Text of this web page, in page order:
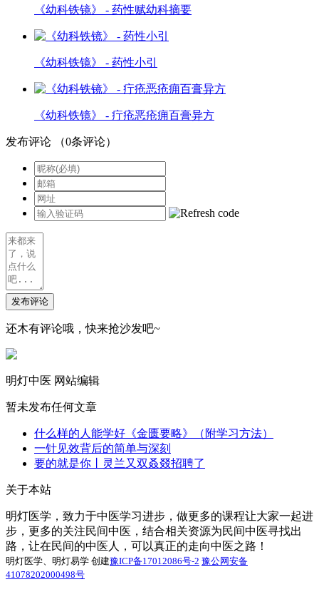
《幼科铁镜》 - 药性赋幼科摘要
《幼科铁镜》 - 药性小引
《幼科铁镜》 - 疔疮恶疮痈百膏异方
发布评论 （0条评论）
发布评论
还木有评论哦，快来抢沙发吧~
明灯中医 网站编辑
暂未发布任何文章
什么样的人能学好《金匮要略》（附学习方法）
一针见效背后的简单与深刻
要的就是你丨灵兰又双叒叕招聘了
关于本站
明灯医学，致力于中医学习进步，做更多的课程让大家一起进
步，更多的关注民间中医，结合相关资源为民间中医寻找出
路，让在民间的中医人，可以真正的走向中医之路！
明灯医学、明灯易学 创建豫ICP备17012086号-2 豫公网安备
41078202000498号